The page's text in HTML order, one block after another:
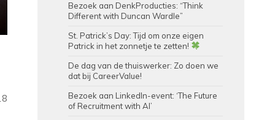
Bezoek aan DenkProducties: “Think
Different with Duncan Wardle”
St. Patrick’s Day: Tijd om onze eigen
Patrick in het zonnetje te zetten!
De dag van de thuiswerker: Zo doen we
dat bij CareerValue!
Bezoek aan LinkedIn-event: ‘The Future
of Recruitment with AI’